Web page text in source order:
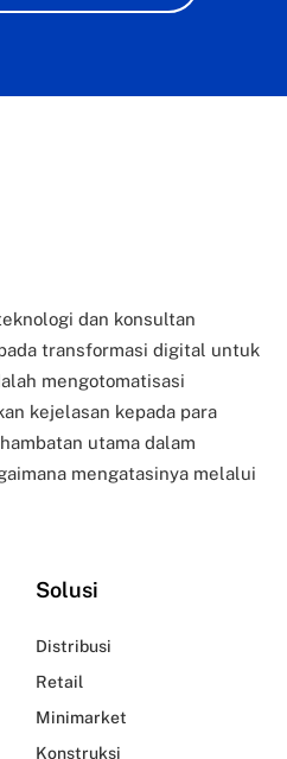
dan konsultan
transformasi digital untuk
mengotomatisasi
kejelasan kepada para
utama dalam
mengatasinya melalui
Solusi
Distribusi
Retail
Minimarket
Konstruksi